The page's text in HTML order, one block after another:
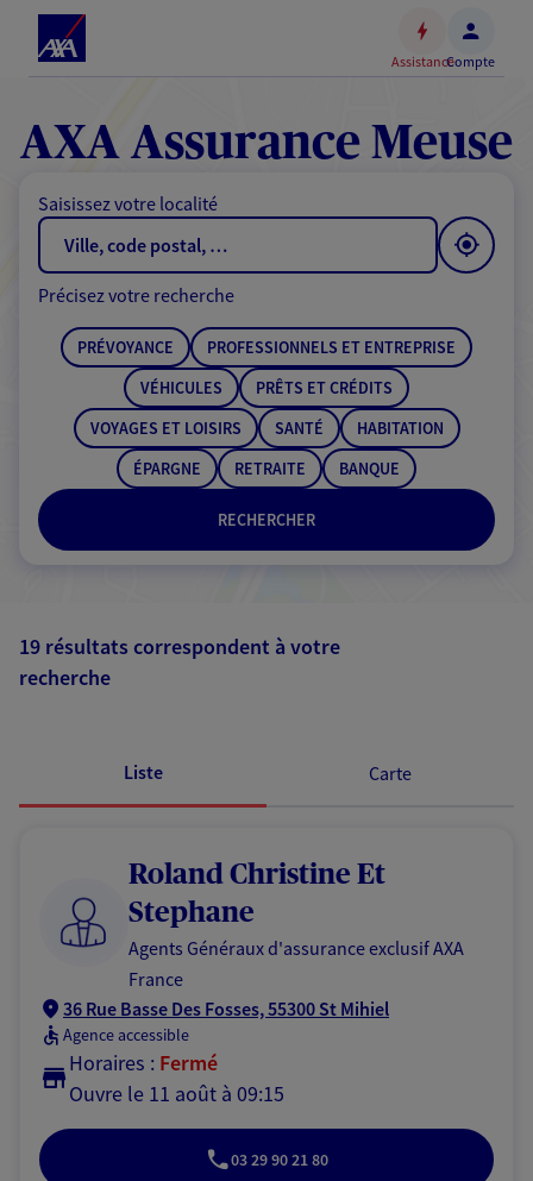
Accéder
contenu
principal
au
de
AssistanceCompte
AXA Assurance Meuse
Saisissez votre localité
RECHERCHER
Précisez votre recherche
PRÉVOYANCE
PROFESSIONNELS ET ENTREPRISE
VÉHICULES
PRÊTS ET CRÉDITS
VOYAGES ET LOISIRS
SANTÉ
HABITATION
ÉPARGNE
RETRAITE BANQUE
19 résultats correspondent à votre
recherche
Liste Carte
Roland Christine Et
Stephane
Agents Généraux d'assurance exclusif AXA
France
36 Rue Basse Des Fosses, 55300 St Mihiel
Agence accessible
Horaires : Fermé
Ouvre le 11 août à 09:15
03 29 90 21 80